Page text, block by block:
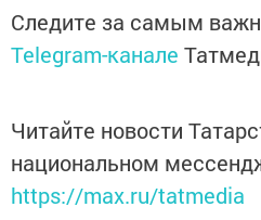
Следите за самым
Telegram-канале
Читайте новости
национальном
https://max.ru/tatmedia